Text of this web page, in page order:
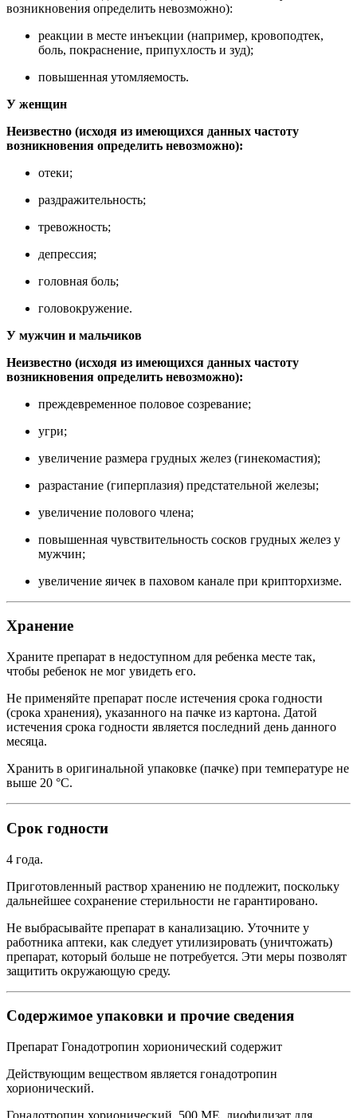
возникновения определить невозможно):
реакции в месте инъекции (например, кровоподтек,
боль, покраснение, припухлость и зуд);
повышенная утомляемость.
У женщин
Неизвестно (исходя из имеющихся данных частоту
возникновения определить невозможно):
отеки;
раздражительность;
тревожность;
депрессия;
головная боль;
головокружение.
У мужчин и мальчиков
Неизвестно (исходя из имеющихся данных частоту
возникновения определить невозможно):
преждевременное половое созревание;
угри;
увеличение размера грудных желез (гинекомастия);
разрастание (гиперплазия) предстательной железы;
увеличение полового члена;
повышенная чувствительность сосков грудных желез у
мужчин;
увеличение яичек в паховом канале при крипторхизме.
Хранение
Храните препарат в недоступном для ребенка месте так,
чтобы ребенок не мог увидеть его.
Не применяйте препарат после истечения срока годности
(срока хранения), указанного на пачке из картона. Датой
истечения срока годности является последний день данного
месяца.
Хранить в оригинальной упаковке (пачке) при температуре не
выше 20 °С.
Срок годности
4 года.
Приготовленный раствор хранению не подлежит, поскольку
дальнейшее сохранение стерильности не гарантировано.
Не выбрасывайте препарат в канализацию. Уточните у
работника аптеки, как следует утилизировать (уничтожать)
препарат, который больше не потребуется. Эти меры позволят
защитить окружающую среду.
Содержимое упаковки и прочие сведения
Препарат Гонадотропин хорионический содержит
Действующим веществом является гонадотропин
хорионический.
Гонадотропин хорионический, 500 МЕ, лиофилизат для